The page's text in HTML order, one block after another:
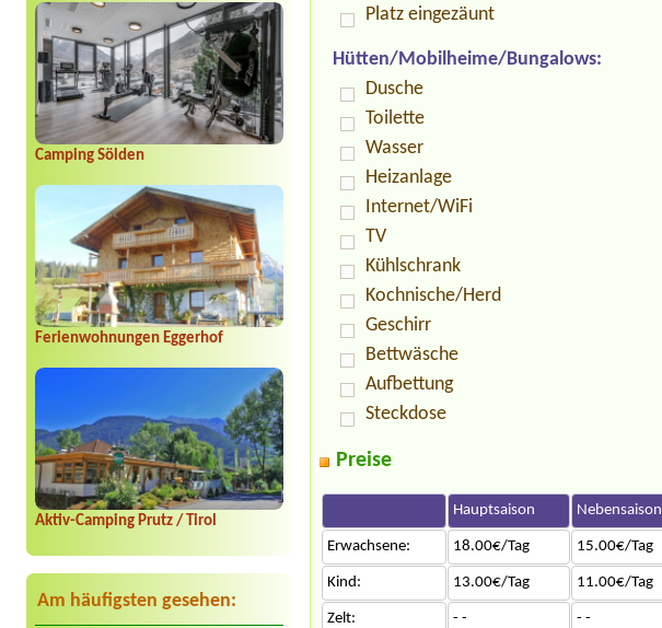
Camping Sölden
Ferienwohnungen Eggerhof
Aktiv-Camping Prutz / Tirol
Am häufigsten gesehen:
Platz eingezäunt
Hütten/Mobilheime/Bungalows:
Dusche
Toilette
Wasser
Heizanlage
Internet/WiFi
TV
Kühlschrank
Kochnische/Herd
Geschirr
Bettwäsche
Aufbettung
Steckdose
Preise
Hauptsaison Nebensaison
Erwachsene: 18.00€/Tag 15.00€/Tag
Kind: 13.00€/Tag 11.00€/Tag
Zelt: - - - -